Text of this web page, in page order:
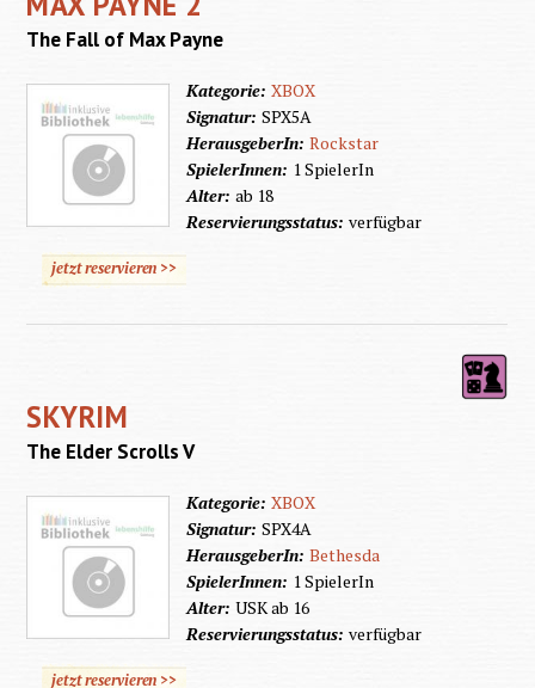
The Fall of Max Payne
Kategorie:XBOX
Signatur:SPX5A
HerausgeberIn:Rockstar
SpielerInnen: 1 SpielerIn
Alter:ab 18
Reservierungsstatus:verfügbar
jetzt reservieren >>
SKYRIM
The Elder Scrolls V
Kategorie:XBOX
Signatur:SPX4A
HerausgeberIn:Bethesda
SpielerInnen: 1 SpielerIn
Alter:USK ab 16
Reservierungsstatus:verfügbar
jetzt reservieren >>